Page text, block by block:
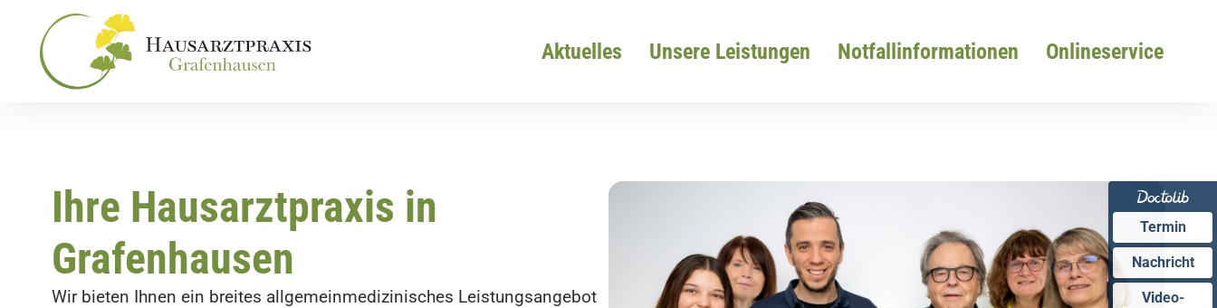
Termin
Nachricht
Video-
Aktuelles Unsere Leistungen Notfallinformationen Onlineservice
Ihre Hausarztpraxis in
Grafenhausen
Wir bieten Ihnen ein breites allgemeinmedizinisches Leistungsangebot